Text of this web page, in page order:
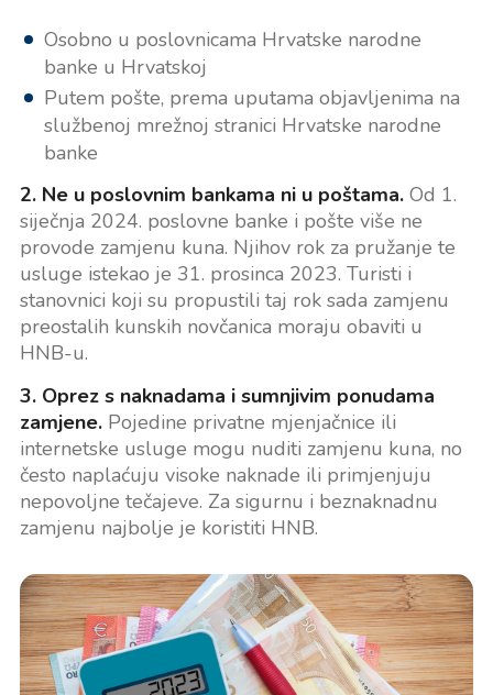
Osobno u poslovnicama Hrvatske narodne
banke u Hrvatskoj
Putem pošte, prema uputama objavljenima na
službenoj mrežnoj stranici Hrvatske narodne
banke
2. Ne u poslovnim bankama ni u poštama.Od 1.
siječnja 2024. poslovne banke i pošte više ne
provode zamjenu kuna. Njihov rok za pružanje te
usluge istekao je 31. prosinca 2023. Turisti i
stanovnici koji su propustili taj rok sada zamjenu
preostalih kunskih novčanica moraju obaviti u
HNB-u.
3. Oprez s naknadama i sumnjivim ponudama
zamjene.Pojedine privatne mjenjačnice ili
internetske usluge mogu nuditi zamjenu kuna, no
često naplaćuju visoke naknade ili primjenjuju
nepovoljne tečajeve. Za sigurnu i beznaknadnu
zamjenu najbolje je koristiti HNB.